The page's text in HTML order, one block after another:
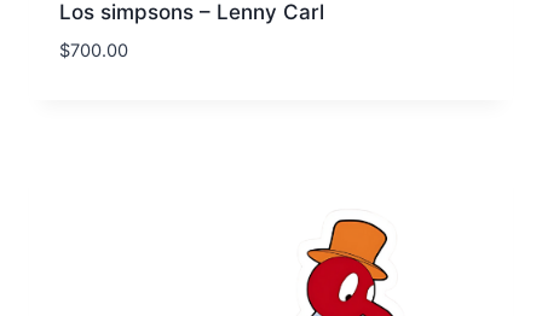
Los simpsons – Lenny Carl
$700.00